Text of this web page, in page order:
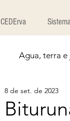
CEDErva
Agua, terra e
8 de set. de 2023